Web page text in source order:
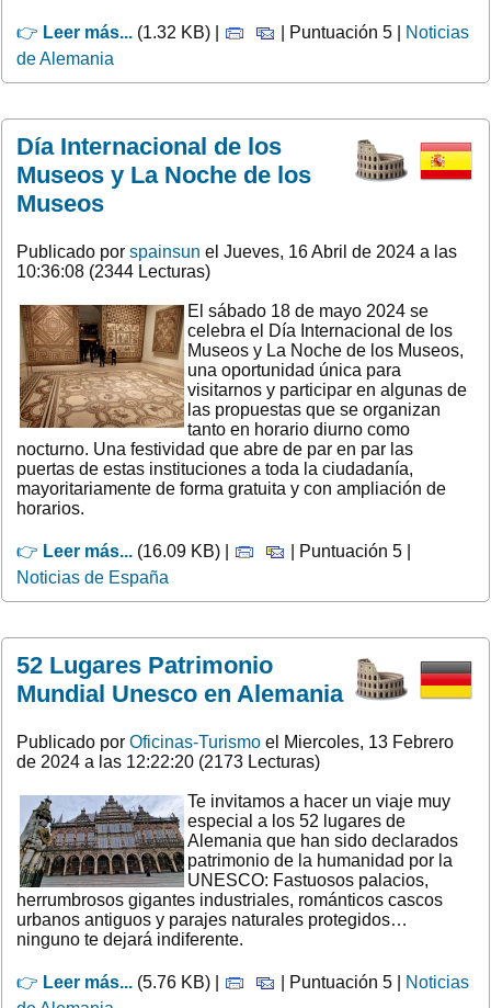
👉 Leer más... (1.32 KB) | | Puntuación 5 |
Noticias
de Alemania
Día Internacional de los
Museos y La Noche de los
Museos
Publicado por spainsun el Jueves, 16 Abril de 2024 a las
10:36:08 (2344 Lecturas)
El sábado 18 de mayo 2024 se
celebra el Día Internacional de los
Museos y La Noche de los Museos,
una oportunidad única para
visitarnos y participar en algunas de
las propuestas que se organizan
tanto en horario diurno como
nocturno. Una festividad que abre de par en par las
puertas de estas instituciones a toda la ciudadanía,
mayoritariamente de forma gratuita y con ampliación de
horarios.
👉 Leer más... (16.09 KB) |
| Puntuación 5 |
Noticias de España
52 Lugares Patrimonio
Mundial Unesco en Alemania
Publicado por Oficinas-Turismo el Miercoles, 13 Febrero
de 2024 a las 12:22:20 (2173 Lecturas)
Te invitamos a hacer un viaje muy
especial a los 52 lugares de
Alemania que han sido declarados
patrimonio de la humanidad por la
UNESCO: Fastuosos palacios,
herrumbrosos gigantes industriales, románticos cascos
urbanos antiguos y parajes naturales protegidos…
ninguno te dejará indiferente.
👉 Leer más... (5.76 KB) | | Puntuación 5 |
Noticias